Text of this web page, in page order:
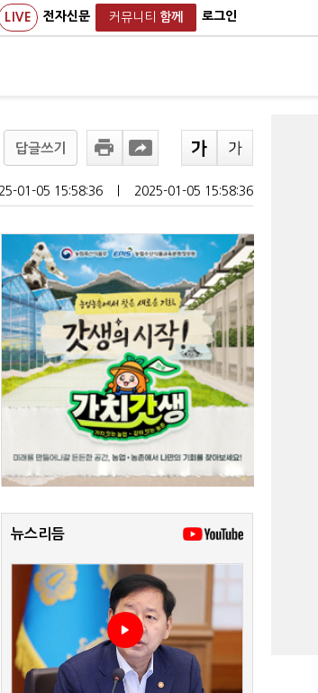
LIVE 전자신문 커뮤니티 함께 로그인
답글쓰기
01-05 15:58:36 2025-01-05 15:58:36
뉴스리듬